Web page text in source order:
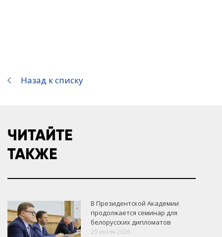
Назад к списку
ЧИТАЙТЕ
ТАКЖЕ
В Президентской Академии
продолжается семинар для
белорусских дипломатов
29 июля 2026